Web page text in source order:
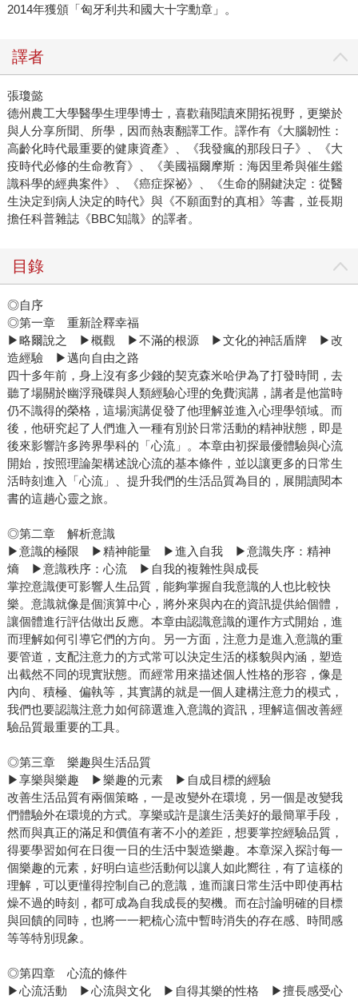
2014年獲頒「匈牙利共和國大十字勳章」。
譯者
張瓊懿
德州農工大學醫學生理學博士，喜歡藉閱讀來開拓視野，更樂於
與人分享所聞、所學，因而熱衷翻譯工作。譯作有《大腦韌性：
高齡化時代最重要的健康資產》、《我發瘋的那段日子》、《大
疫時代必修的生命教育》、《美國福爾摩斯：海因里希與催生鑑
識科學的經典案件》、《癌症探祕》、《生命的關鍵決定：從醫
生決定到病人決定的時代》與《不願面對的真相》等書，並長期
擔任科普雜誌《BBC知識》的譯者。
目錄
◎自序
◎第一章 重新詮釋幸福
▶略爾說之 ▶概觀 ▶不滿的根源 ▶文化的神話盾牌 ▶改
造經驗 ▶邁向自由之路
四十多年前，身上沒有多少錢的契克森米哈伊為了打發時間，去
聽了場關於幽浮飛碟與人類經驗心理的免費演講，講者是他當時
仍不識得的榮格，這場演講促發了他理解並進入心理學領域。而
後，他研究起了人們進入一種有別於日常活動的精神狀態，即是
後來影響許多跨界學科的「心流」。本章由初探最優體驗與心流
開始，按照理論架構述說心流的基本條件，並以讓更多的日常生
活時刻進入「心流」、提升我們的生活品質為目的，展開讀閱本
書的這趟心靈之旅。
◎第二章 解析意識
▶意識的極限 ▶精神能量 ▶進入自我 ▶意識失序：精神
熵 ▶意識秩序：心流 ▶自我的複雜性與成長
掌控意識便可影響人生品質，能夠掌握自我意識的人也比較快
樂。意識就像是個演算中心，將外來與內在的資訊提供給個體，
讓個體進行評估做出反應。本章由認識意識的運作方式開始，進
而理解如何引導它們的方向。另一方面，注意力是進入意識的重
要管道，支配注意力的方式常可以決定生活的樣貌與內涵，塑造
出截然不同的現實狀態。而經常用來描述個人性格的形容，像是
內向、積極、偏執等，其實講的就是一個人建構注意力的模式，
我們也要認識注意力如何篩選進入意識的資訊，理解這個改善經
驗品質最重要的工具。
◎第三章 樂趣與生活品質
▶享樂與樂趣 ▶樂趣的元素 ▶自成目標的經驗
改善生活品質有兩個策略，一是改變外在環境，另一個是改變我
們體驗外在環境的方式。享樂或許是讓生活美好的最簡單手段，
然而與真正的滿足和價值有著不小的差距，想要掌控經驗品質，
得要學習如何在日復一日的生活中製造樂趣。本章深入探討每一
個樂趣的元素，好明白這些活動何以讓人如此嚮往，有了這樣的
理解，可以更懂得控制自己的意識，進而讓日常生活中即使再枯
燥不過的時刻，都可成為自我成長的契機。而在討論明確的目標
與回饋的同時，也將一一耙梳心流中暫時消失的存在感、時間感
等等特別現象。
◎第四章 心流的條件
▶心流活動 ▶心流與文化 ▶自得其樂的性格 ▶擅長感受心